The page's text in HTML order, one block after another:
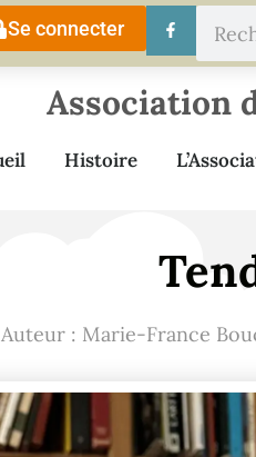
Se connecter
Association
Histoire
Auteur : Marie-France